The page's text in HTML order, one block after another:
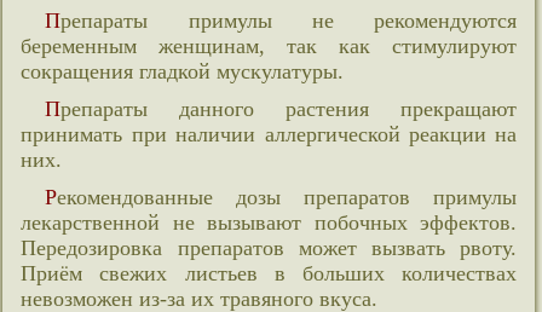
Препараты примулы не рекомендуются
беременным женщинам, так как стимулируют
сокращения гладкой мускулатуры.
Препараты данного растения прекращают
принимать при наличии аллергической реакции на
них.
Рекомендованные дозы препаратов примулы
лекарственной не вызывают побочных эффектов.
Передозировка препаратов может вызвать рвоту.
Приём свежих листьев в больших количествах
невозможен из-за их травяного вкуса.